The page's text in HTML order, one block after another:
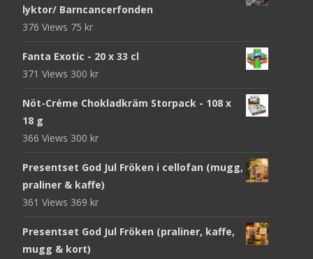
lyktor/ Barncancerfonden
376 Views 75 kr
Fanta Exotic - 20 x 33 cl
371 Views 300 kr
Nöt-Créme Chokladkräm Storpack - 108 x
18 g
366 Views 300 kr
Presentset God Jul Fröken i cellofan (mugg,
praliner & kaffe)
361 Views 369 kr
Presentset God Jul Fröken (praliner, kaffe,
mugg & kort)